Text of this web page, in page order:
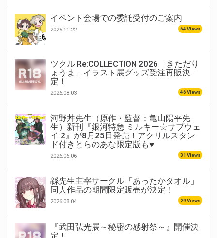
イベント会場での委託受付のご案内
2025.11.22 64 Views
ツクル Re:COLLECTION 2026「きただり
ょうま」イラスト展グッズ受注再販決
定！
2026.08.03 46 Views
河野丼先生（原作・監督：亀山陽平先
生）新刊『銀河特急 ミルキー☆サブウェ
イ 2』が8月25日発売！アクリルスタン
ド付きとらのあな限定版も♥
2026.06.06 31 Views
緜先生主宰サークル「あったかタオル」
同人作品の期間限定販売が決定！
2026.08.04 29 Views
『武田弘光展～秘密の感射祭～』開催決
定！